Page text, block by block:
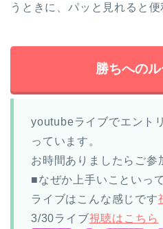
うときに、パッと見れると便
勝ちへの
youtubeライブでエント
っています。
お時間ありましたらご参
■なぜか上手いこといっ
ライブはこんな感じです
3/30ライブ視聴はこちら